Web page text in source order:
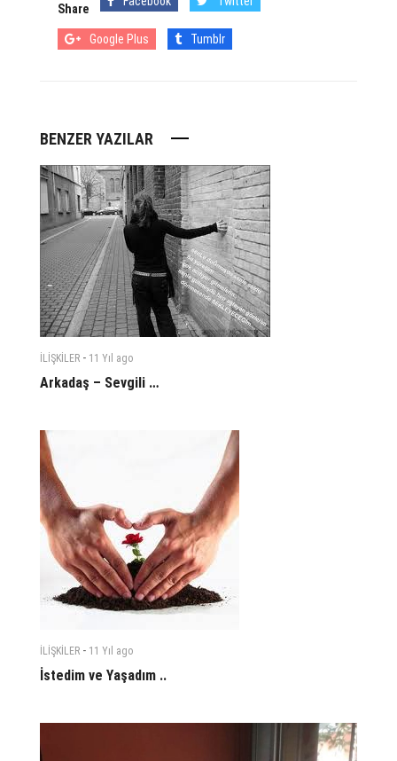
Share
Google Plus Tumblr
BENZER YAZILAR
İLİŞKİLER- 11 Yıl ago
Arkadaş – Sevgili …
İLİŞKİLER- 11 Yıl ago
İstedim ve Yaşadım ..